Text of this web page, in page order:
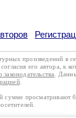
произведений в
его автора, к
законодательства .
.